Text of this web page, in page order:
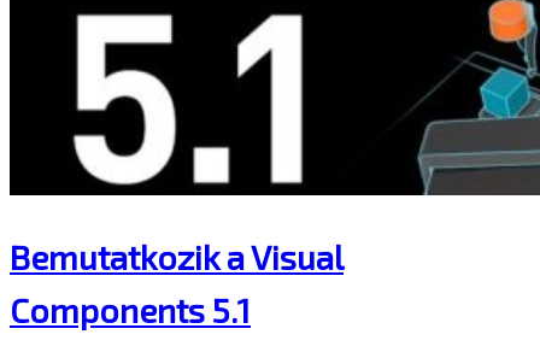
Bemutatkozik a Visual
Components 5.1